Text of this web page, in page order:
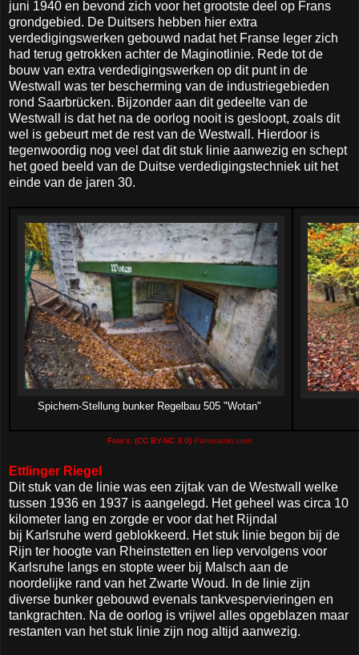
juni 1940 en bevond zich voor het grootste deel op Frans
grondgebied. De Duitsers hebben hier extra
verdedigingswerken gebouwd nadat het Franse leger zich
had terug getrokken achter de Maginotlinie. Rede tot de
bouw van extra verdedigingswerken op dit punt in de
Westwall was ter bescherming van de industriegebieden
rond Saarbrücken. Bijzonder aan dit gedeelte van de
Westwall is dat het na de oorlog nooit is gesloopt, zoals dit
wel is gebeurt met de rest van de Westwall. Hierdoor is
tegenwoordig nog veel dat dit stuk linie aanwezig en schept
het goed beeld van de Duitse verdedigingstechniek uit het
einde van de jaren 30.
Spichern-Stellung bunker Regelbau 505 "Wotan"
Foto's: (CC BY-NC 3.0) Panoramio.com
Ettlinger Riegel
Dit stuk van de linie was een zijtak van de Westwall welke
tussen 1936 en 1937 is aangelegd. Het geheel was circa 10
kilometer lang en zorgde er voor dat het Rijndal
bij Karlsruhe werd geblokkeerd. Het stuk linie begon bij de
Rijn ter hoogte van Rheinstetten en liep vervolgens voor
Karlsruhe langs en stopte weer bij Malsch aan de
noordelijke rand van het Zwarte Woud. In de linie zijn
diverse bunker gebouwd evenals tankvespervieringen en
tankgrachten. Na de oorlog is vrijwel alles opgeblazen maar
restanten van het stuk linie zijn nog altijd aanwezig.